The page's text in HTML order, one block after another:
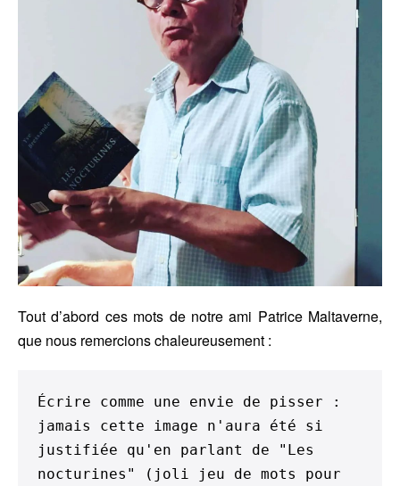
Tout d’abord ces mots de notre ami Patrice Maltaverne,
que nous remercions chaleureusement :
Écrire comme une envie de pisser :
jamais cette image n'aura été si
justifiée qu'en parlant de "Les
nocturines" (joli jeu de mots pour